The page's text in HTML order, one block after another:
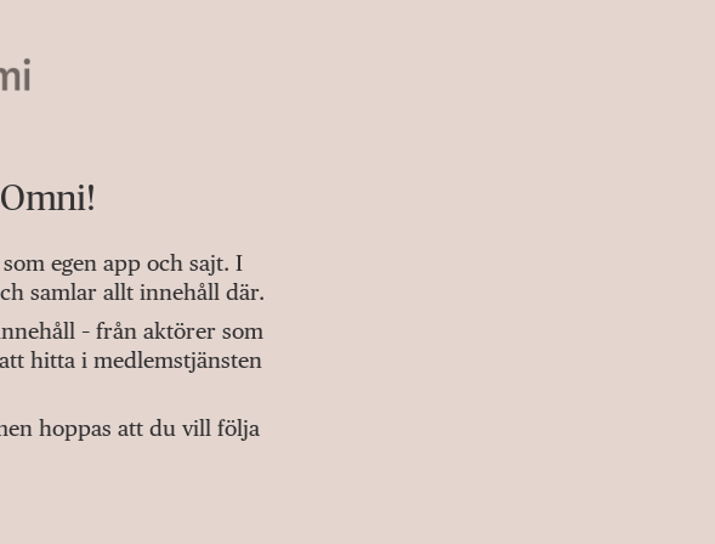
egen app och sajt. I
samlar allt innehåll där.
– från aktörer som
hitta i medlemstjänsten
hoppas att du vill följa